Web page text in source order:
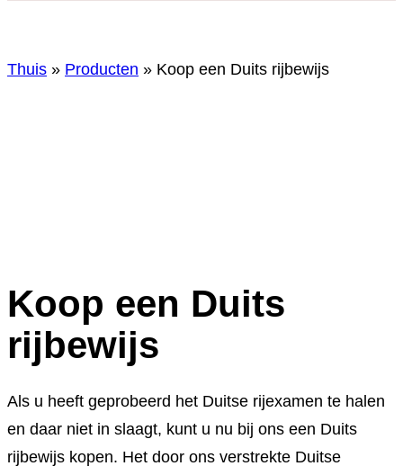
Thuis » Producten » Koop een Duits rijbewijs
Koop een Duits
rijbewijs
Als u heeft geprobeerd het Duitse rijexamen te halen
en daar niet in slaagt, kunt u nu bij ons een Duits
rijbewijs kopen. Het door ons verstrekte Duitse